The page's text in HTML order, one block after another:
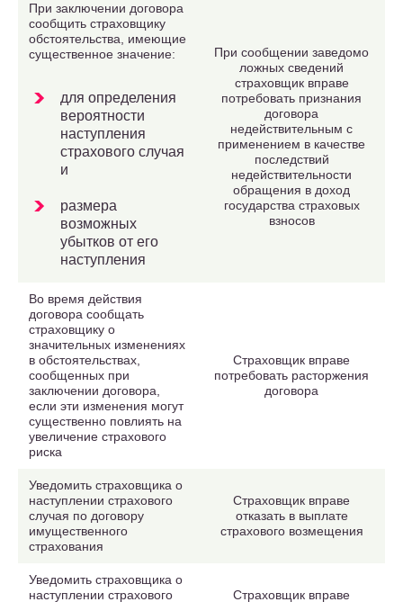
При заключении договора
сообщить страховщику
обстоятельства, имеющие
существенное значение:
для определения
вероятности
наступления
страхового случая
и
размера
возможных
убытков от его
наступления
При сообщении заведомо
ложных сведений
страховщик вправе
потребовать признания
договора
недействительным с
применением в качестве
последствий
недействительности
обращения в доход
государства страховых
взносов
Во время действия
договора сообщать
страховщику о
значительных изменениях
в обстоятельствах,
сообщенных при
заключении договора,
если эти изменения могут
существенно повлиять на
увеличение страхового
риска
Страховщик вправе
потребовать расторжения
договора
Уведомить страховщика о
наступлении страхового
случая по договору
имущественного
страхования
Страховщик вправе
отказать в выплате
страхового возмещения
Уведомить страховщика о
наступлении страхового
Страховщик вправе